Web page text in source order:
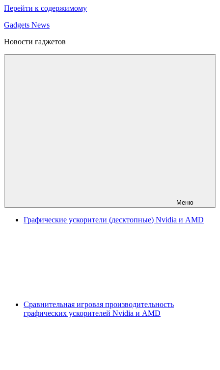
Перейти к содержимому
Gadgets News
Новости гаджетов
Меню
Графические ускорители (десктопные) Nvidia и AMD
Сравнительная игровая производительность
графических ускорителей Nvidia и AMD